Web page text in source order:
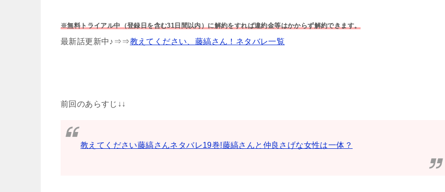
※無料トライアル中（登録日を含む31日間以内）に解約をすれば違約金等はかからず解約できます。
最新話更新中♪⇒⇒教えてください、藤縞さん！ネタバレ一覧
前回のあらすじ↓↓
教えてください藤縞さんネタバレ19巻!藤縞さんと仲良さげな女性は一体？